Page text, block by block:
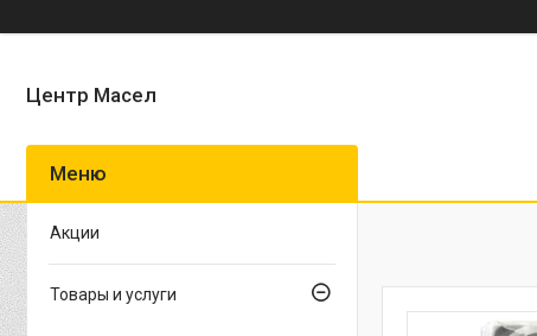
Центр Масел
Акции
Товары и услуги